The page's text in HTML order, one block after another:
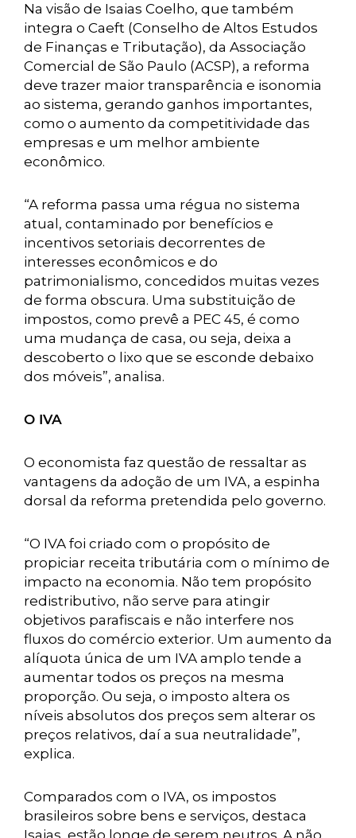
Na visão de Isaias Coelho, que também
integra o Caeft (Conselho de Altos Estudos
de Finanças e Tributação), da Associação
Comercial de São Paulo (ACSP), a reforma
deve trazer maior transparência e isonomia
ao sistema, gerando ganhos importantes,
como o aumento da competitividade das
empresas e um melhor ambiente
econômico.
“A reforma passa uma régua no sistema
atual, contaminado por benefícios e
incentivos setoriais decorrentes de
interesses econômicos e do
patrimonialismo, concedidos muitas vezes
de forma obscura. Uma substituição de
impostos, como prevê a PEC 45, é como
uma mudança de casa, ou seja, deixa a
descoberto o lixo que se esconde debaixo
dos móveis”, analisa.
O IVA
O economista faz questão de ressaltar as
vantagens da adoção de um IVA, a espinha
dorsal da reforma pretendida pelo governo.
“O IVA foi criado com o propósito de
propiciar receita tributária com o mínimo de
impacto na economia. Não tem propósito
redistributivo, não serve para atingir
objetivos parafiscais e não interfere nos
fluxos do comércio exterior. Um aumento da
alíquota única de um IVA amplo tende a
aumentar todos os preços na mesma
proporção. Ou seja, o imposto altera os
níveis absolutos dos preços sem alterar os
preços relativos, daí a sua neutralidade”,
explica.
Comparados com o IVA, os impostos
brasileiros sobre bens e serviços, destaca
Isaias, estão longe de serem neutros. A não